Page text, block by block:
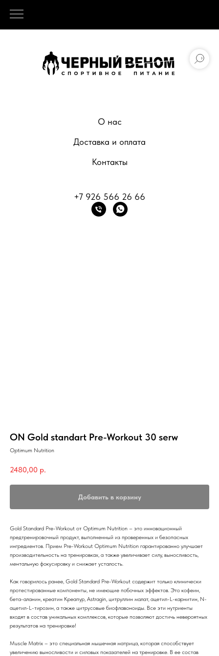
О нас
Доставка и оплата
Контакты
+7 926 566 26 66
ON Gold standart Pre-Workout 30 serw
Optimum Nutrition
2480,00 р.
Добавить в корзину
Gold Standard Pre-Workout от Optimum Nutrition – это инновационный
предтренировочный продукт, выполненный из проверенных и безопасных
ингредиентов. Прием Pre-Workout Optimum Nutrition гарантированно улучшает
производительность на тренировках, а также увеличивает силу, выносливость,
ментальную фокусировку и снижает усталость.
Как говорилось ранее, Gold Standard Pre-Workout содержит только клинически
протестированные компоненты, не имеющие побочных эффектов. Это кофеин,
бета-аланин, креатин Креапур, Astragin, цитруллин малат, ацетил-L-карнитин, N-
ацетил-L-тирозин, а также цитрусовые биофлавоноиды. Все эти нутриенты
входят в состав уникальных комплексов, которые позволяют достичь невероятных
результатов на тренировке!
Muscle Matrix – это специальная мышечная матрица, которая способствует
увеличению выносливости и силовых показателей на тренировке. В ее состав